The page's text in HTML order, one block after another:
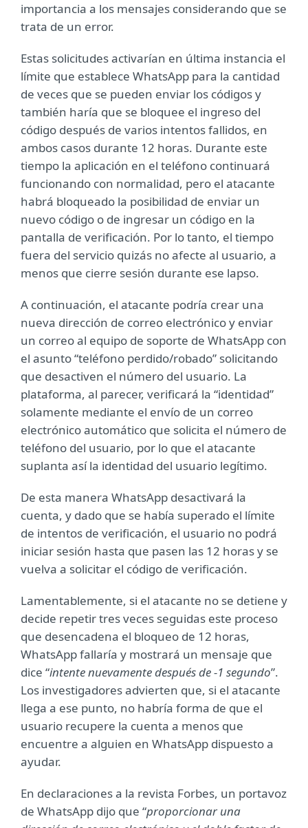
importancia a los mensajes considerando que se
trata de un error.
Estas solicitudes activarían en última instancia el
límite que establece WhatsApp para la cantidad
de veces que se pueden enviar los códigos y
también haría que se bloquee el ingreso del
código después de varios intentos fallidos, en
ambos casos durante 12 horas. Durante este
tiempo la aplicación en el teléfono continuará
funcionando con normalidad, pero el atacante
habrá bloqueado la posibilidad de enviar un
nuevo código o de ingresar un código en la
pantalla de verificación. Por lo tanto, el tiempo
fuera del servicio quizás no afecte al usuario, a
menos que cierre sesión durante ese lapso.
A continuación, el atacante podría crear una
nueva dirección de correo electrónico y enviar
un correo al equipo de soporte de WhatsApp con
el asunto “teléfono perdido/robado” solicitando
que desactiven el número del usuario. La
plataforma, al parecer, verificará la “identidad”
solamente mediante el envío de un correo
electrónico automático que solicita el número de
teléfono del usuario, por lo que el atacante
suplanta así la identidad del usuario legítimo.
De esta manera WhatsApp desactivará la
cuenta, y dado que se había superado el límite
de intentos de verificación, el usuario no podrá
iniciar sesión hasta que pasen las 12 horas y se
vuelva a solicitar el código de verificación.
Lamentablemente, si el atacante no se detiene y
decide repetir tres veces seguidas este proceso
que desencadena el bloqueo de 12 horas,
WhatsApp fallaría y mostrará un mensaje que
dice “intente nuevamente después de -1 segundo”.
Los investigadores advierten que, si el atacante
llega a ese punto, no habría forma de que el
usuario recupere la cuenta a menos que
encuentre a alguien en WhatsApp dispuesto a
ayudar.
En declaraciones a la revista Forbes, un portavoz
de WhatsApp dijo que “proporcionar una